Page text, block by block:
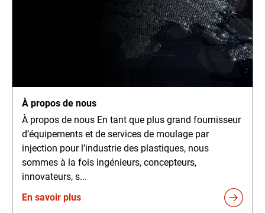
À propos de nous
À propos de nous En tant que plus grand fournisseur
d’équipements et de services de moulage par
injection pour l’industrie des plastiques, nous
sommes à la fois ingénieurs, concepteurs,
innovateurs, s...
En savoir plus